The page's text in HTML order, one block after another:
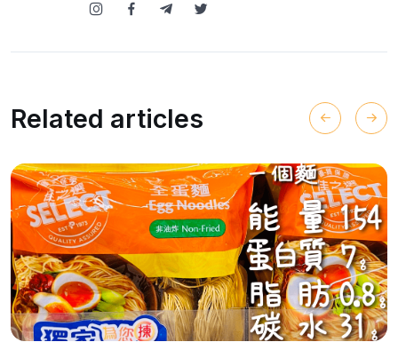
Related articles